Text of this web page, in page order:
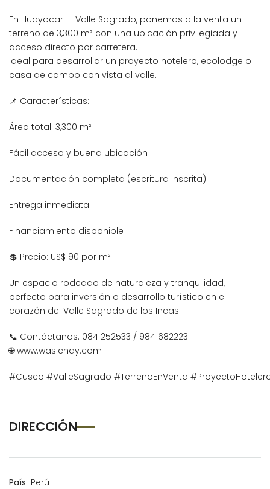
En Huayocari – Valle Sagrado, ponemos a la venta un
terreno de 3,300 m² con una ubicación privilegiada y
acceso directo por carretera.
Ideal para desarrollar un proyecto hotelero, ecolodge o
casa de campo con vista al valle.
📌 Características:
Área total: 3,300 m²
Fácil acceso y buena ubicación
Documentación completa (escritura inscrita)
Entrega inmediata
Financiamiento disponible
💲 Precio: US$ 90 por m²
Un espacio rodeado de naturaleza y tranquilidad,
perfecto para inversión o desarrollo turístico en el
corazón del Valle Sagrado de los Incas.
📞 Contáctanos: 084 252533 / 984 682223
🌐 www.wasichay.com
#Cusco #ValleSagrado #TerrenoEnVenta
DIRECCIÓN
País Perú